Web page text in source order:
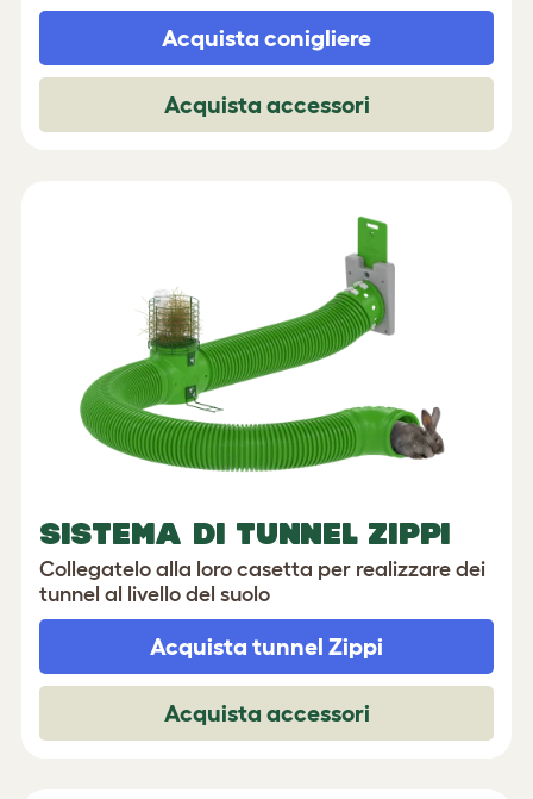
Acquista conigliere
Acquista accessori
SISTEMA DI TUNNEL ZIPPI
Collegatelo alla loro casetta per realizzare dei
tunnel al livello del suolo
Acquista tunnel Zippi
Acquista accessori